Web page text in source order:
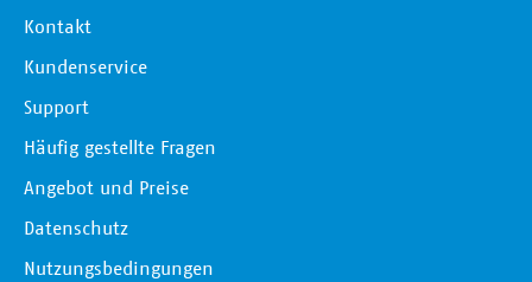
Kontakt
Kundenservice
Support
Häufig gestellte Fragen
Angebot und Preise
Datenschutz
Nutzungsbedingungen